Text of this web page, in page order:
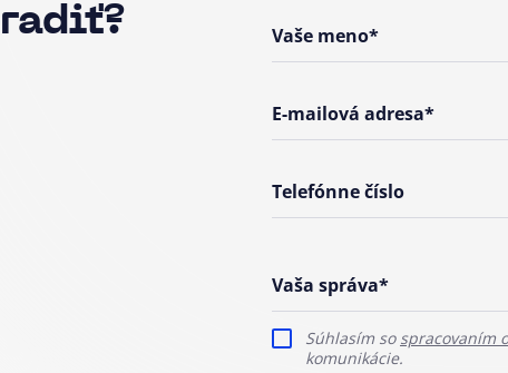
Vaše meno*
E-mailová adresa*
Telefónne číslo
Vaša správa*
Súhlasím so spracovaním
komunikácie.